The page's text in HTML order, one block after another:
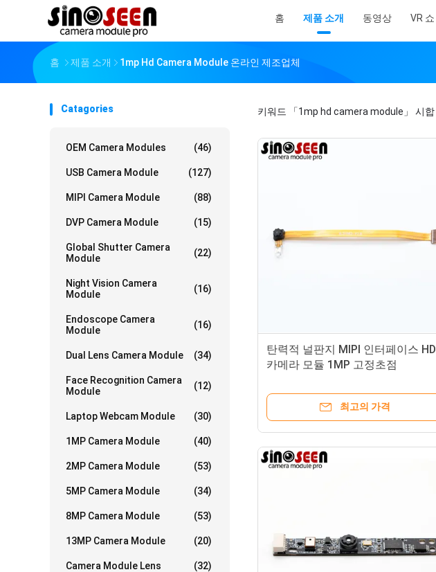
홈 제품 소개 동영상 VR 쇼
홈 제품 소개 1mp Hd Camera Module 온라인 제조업체
Catagories
OEM Camera Modules (46)
USB Camera Module (127)
MIPI Camera Module (88)
DVP Camera Module (15)
Global Shutter Camera
Module
(22)
Night Vision Camera
Module
(16)
Endoscope Camera
Module
(16)
Dual Lens Camera Module (34)
Face Recognition Camera
Module
(12)
Laptop Webcam Module (30)
1MP Camera Module (40)
2MP Camera Module (53)
5MP Camera Module (34)
8MP Camera Module (53)
13MP Camera Module (20)
Camera Module Lens (32)
키워드 「1mp hd camera module」 시합
탄력적 널판지 MIPI 인터페이스 HD
카메라 모듈 1MP 고정초점
최고의 가격